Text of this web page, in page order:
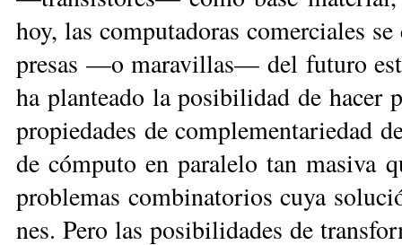
hoy, las com­pu­ta­do­ras co­mer­cia­les
pre­sas —o ma­ra­vi­llas— del fu­tu­ro
ha plan­tea­do la po­si­bi­li­dad de ha­cer
pro­pie­da­des de com­ple­men­ta­rie­dad
de cóm­pu­to en pa­ra­le­lo tan ma­si­va
pro­ble­mas com­bi­na­to­rios cu­ya
nes. Pe­ro las po­si­bi­li­da­des de